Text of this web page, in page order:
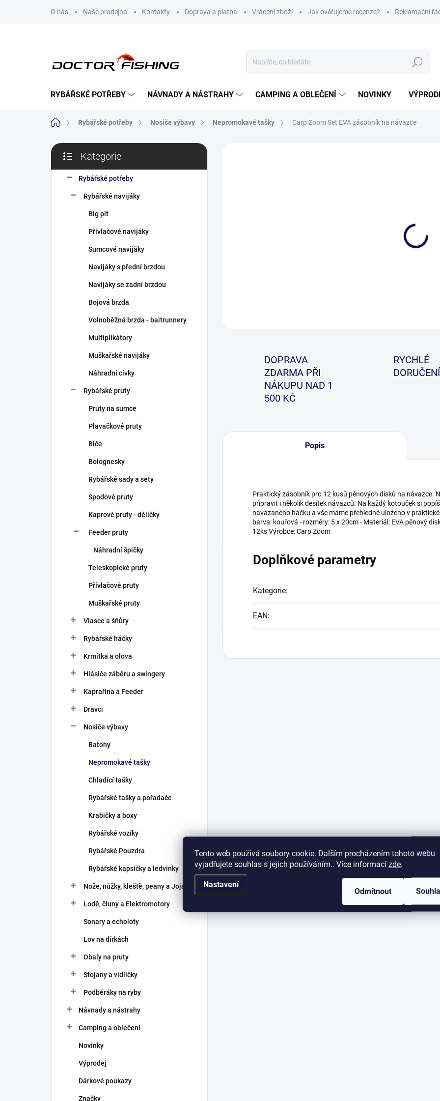
Tento web používá soubory cookie. Dalším procházením tohoto webu
vyjadřujete souhlas s jejich používáním.. Více informací zde.
Nastavení
Odmítnout
O nás Naše prodejna Kontakty Doprava a platba Vrácení zboží Jak ověřujeme recenze? Reklamační
Hledat
RYBÁŘSKÉ POTŘEBY NÁVNADY A NÁSTRAHY CAMPING A OBLEČENÍ NOVINKY
Domů Rybářské potřeby Nosiče výbavy Nepromokavé tašky Carp Zoom Set EVA zásobník na návazce
P
s
kategorie
Kategorie
Rybářské potřeby
Rybářské navijáky
Big pit
Přívlačové navijáky
Sumcové navijáky
Navijáky s přední brzdou
Navijáky se zadní brzdou
Bojová brzda
Volnoběžná brzda - baitrunnery
Multiplikátory
Muškařské navijáky
Náhradní cívky
Rybářské pruty
Pruty na sumce
Plavačkové pruty
Biče
Bolognesky
Rybářské sady a sety
Spodové pruty
Kaprové pruty - děličky
Feeder pruty
Náhradní špičky
Teleskopické pruty
Přívlačové pruty
Muškařské pruty
Vlasce a šňůry
Rybářské háčky
Krmítka a olova
Hlásiče záběru a swingery
Kaprařina a Feeder
Dravci
Nosiče výbavy
Batohy
Nepromokavé tašky
Chladící tašky
Rybářské tašky a pořadače
Krabičky a boxy
Rybářské vozíky
Rybářské Pouzdra
Rybářské kapsičky a ledvinky
Nože, nůžky, kleště, peany a Joja
Lodě, čluny a Elektromotory
Sonary a echoloty
Lov na dírkách
Obaly na pruty
Stojany a vidličky
Podběráky na ryby
Návnady a nástrahy
Camping a oblečení
Novinky
Výprodej
Dárkové poukazy
Značky
DOPRAVA
ZDARMA PŘI
NÁKUPU NAD 1
500 KČ
RYCHLÉ
DORUČENÍ
Popis
Praktický zásobník pro 12 kusů pěnových disků na návazce.
připravit i několik desítek návazců. Na každý kotouček si
navázaného háčku a vše máme přehledně uloženo v
barva: kouřová - rozměry: 5 x 20cm - Materiál: EVA pěnový
12ks Výrobce: Carp Zoom
Doplňkové parametry
Kategorie:
EAN: